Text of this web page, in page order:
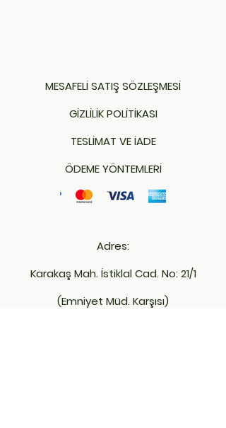
MESAFELİ SATIŞ SÖZLEŞMESİ
GİZLİLİK POLİTİKASI
TESLİMAT VE İADE
ÖDEME YÖNTEMLERİ
Adres:
Karakaş Mah. İstiklal Cad. No: 21/1
(Emniyet Müd. Karşısı)